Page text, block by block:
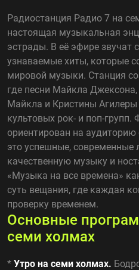
Радиостанция Радио 7 на
настоящая музыкальная
эстрады. В её эфире звучат
узнаваемые хиты, которые
мировой музыки. Станция
где песни Майкла
Майкла и Кристины Агилеры
культовых рок- и поп-
ориентирован на
это успешные, современные
качественную музыку и
«Музыка на все времена»
суть вещания, где каждая
проверку временем.
Основные
семи холмах
* Утро на семи холмах.